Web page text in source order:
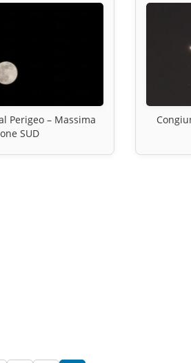
Perigeo – Massima
SUD